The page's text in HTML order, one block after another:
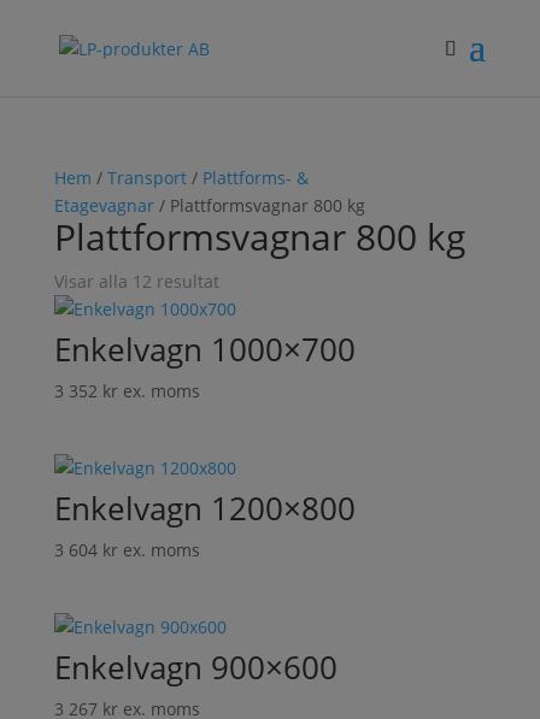
Hem / Transport/ Plattforms- &
Etagevagnar/ Plattformsvagnar 800 kg
Plattformsvagnar 800 kg
Visar alla 12 resultat
Enkelvagn 1000×700
3 352 kr ex. moms
Enkelvagn 1200×800
3 604 kr ex. moms
Enkelvagn 900×600
3 267 kr ex. moms